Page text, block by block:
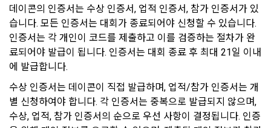
게 누설, 배포하지 않는다. 다만, 관계법령에 의한 국가 기관 등
의 합법적인 요구가 있는 경우에는 예외로 한다.
3. "회사"는 서비스와 관련한 "회원"의 불만사항이 접수되는 경
우 이를 즉시 처리하여야 하며, 즉시 처리가 곤란한 경우에는 그
사유와 처리일정을 서비스 화면 또는 기타 방법을 통해 동 "회
4. 천재지변 등 예측하지 못한 일이 발생하거나 시스템의 장애
가 발생하여 서비스가 중단될 경우 이에 대한 손해에 대해서는
"회사"가 책임을 지지 않는다. 다만 자료의 복구나 정상적인 서
우저에서 옵션을 설정함으로써 모든 쿠키를 허용하거나, 쿠키가
저장될 때마다 확인을 거치거나, 아니면 모든 쿠키의 저장을 거
부할 수도 있습니다. 쿠키 설치 허용 여부를 지정하는 방법
(Internet Explorer의 경우)은 다음과 같습니다. 예)웹 브라우저
상단의 도구 > 인터넷 옵션 > 개인정보
단, 쿠키의 저장을 거부할 경우에는 로그인이 필요한 일부 서비
스 이용에 어려움이 있을 수 있습니다.
데이콘의 인증서는 수상 인증서, 업적 인증서, 참가 인증서가 있
습니다. 모든 인증서는 대회가 종료되어야 신청할 수 있습니다.
인증서는 각 개인이 코드를 제출하고 이를 검증하는 절차가 완
료되어야 발급이 됩니다. 인증서는 대회 종료 후 최대 21일 이내
에 발급합니다.
수상 인증서는 데이콘이 직접 발급하며, 업적/참가 인증서는 개
별 신청하여야 합니다. 각 인증서는 중복으로 발급되지 않으며,
수상, 업적, 참가 인증서의 순으로 우선 사항이 결정됩니다. 인증